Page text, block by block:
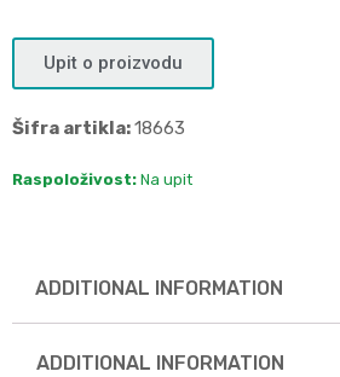
Upit o proizvodu
Šifra artikla:18663
Raspoloživost: Na upit
ADDITIONAL INFORMATION
ADDITIONAL INFORMATION